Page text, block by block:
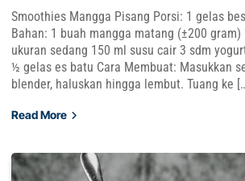
Smoothies Mangga Pisang Porsi: 1 gelas
Bahan: 1 buah mangga matang (±200
ukuran sedang 150 ml susu cair 3 sdm
½ gelas es batu Cara Membuat: Masukkan
blender, haluskan hingga lembut. Tuang ke
Read More